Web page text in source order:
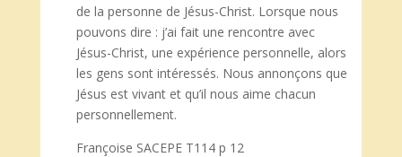
de la personne de Jésus-Christ. Lorsque nous
pouvons dire : j’ai fait une rencontre avec
Jésus-Christ, une expérience personnelle, alors
les gens sont intéressés. Nous annonçons que
Jésus est vivant et qu’il nous aime chacun
personnellement.
Françoise SACEPE T114 p 12